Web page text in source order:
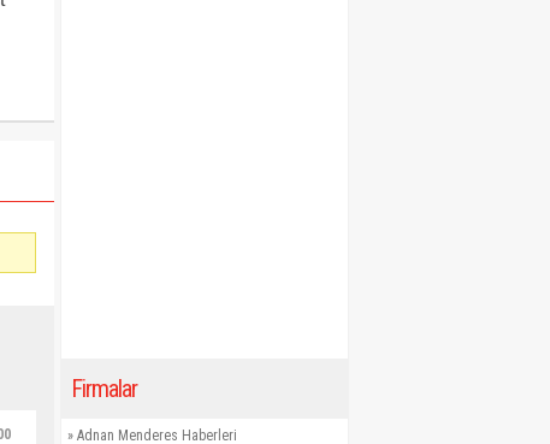
Firmalar
» Adnan Menderes Haberleri